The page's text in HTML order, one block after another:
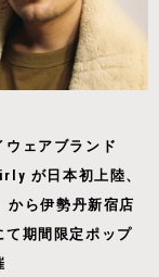
ウェアブランド
が日本初上陸、
から伊勢丹新宿店
て期間限定ポップ